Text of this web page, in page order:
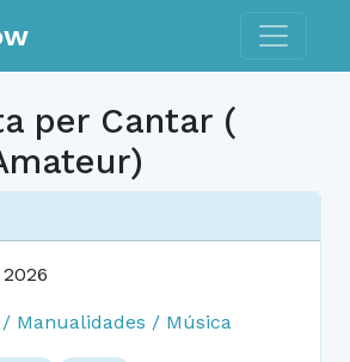
Toggle
per Cantar (
Manualidades / Música